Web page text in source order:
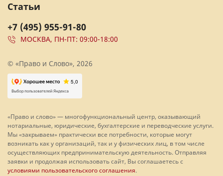
+7 (495) 955-91-80
МОСКВА, ПН-ПТ: 09:00-18:00
Статьи
© «Право и Слово», 2026
«Право и слово» — многофункциональный центр, оказывающий
нотариальные, юридические, бухгалтерские и переводческие услуги.
Мы «закрываем» практически все потребности, которые могут
возникать как у организаций, так и у физических лиц, в том числе
осуществляющих предпринимательскую деятельность. Отправляя
заявки и продолжая использовать сайт, Вы соглашаетесь с
условиями пользовательского соглашения.